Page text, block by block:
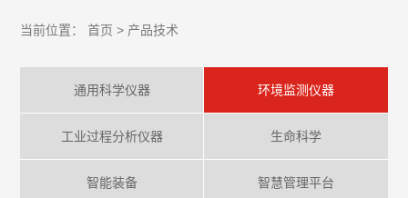
当前位置： 首页 > 产品技术
通用科学仪器 环境监测仪器
工业过程分析仪器 生命科学
智能装备 智慧管理平台